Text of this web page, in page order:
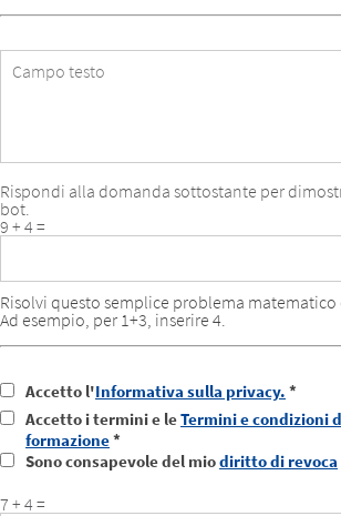
cliente
testo
Rispondi alla domanda sottostante per
bot.
9 + 4 =
Risolvi questo semplice problema
Ad esempio, per 1+3, inserire 4.
Accetto l'Informativa sulla privacy. *
Accetto i termini e leTermini e condizioni
formazione*
Sono consapevole del miodiritto di revoca
7 + 4 =